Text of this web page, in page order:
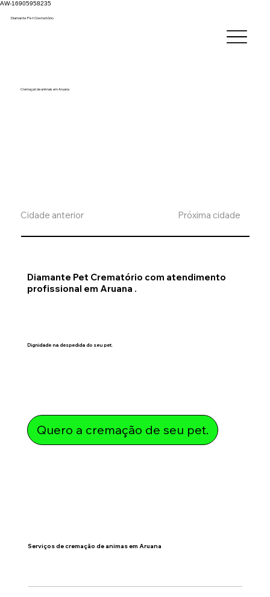
AW-16905958235
Diamante Pet Crematório
Cremaçaõ de animais em Aruana
Cidade anterior Próxima cidade
Diamante Pet Crematório com atendimento
profissional em Aruana .
Dignidade na despedida do seu pet.
Quero a cremação de seu pet.
Serviços de cremação de animas em Aruana